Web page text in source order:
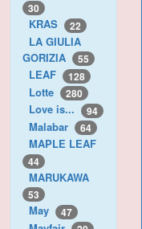
30
KRAS 22
LA GIULIA
GORIZIA
55
LEAF 128
Lotte 280
Love is... 94
Malabar 64
MAPLE LEAF
44
MARUKAWA
53
May 47